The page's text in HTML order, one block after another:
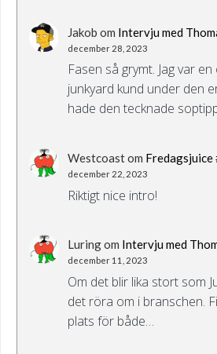
Jakob om Intervju med
december 28, 2023
Fasen så grymt. Jag var
junkyard kund under den
hade den tecknade
Westcoastom Fredagsjuice
december 22, 2023
Riktigt nice intro!
Luringom Intervju med
december 11, 2023
Om det blir lika stort som
det röra om i branschen.
plats för både…